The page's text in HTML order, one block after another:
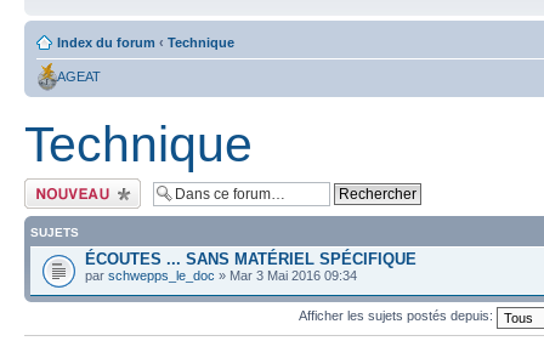
Index du forum ‹ Technique
AGEAT
Technique
Écrire un nouveau
sujet
SUJETS
ÉCOUTES ... SANS MATÉRIEL SPÉCIFIQUE
par schwepps_le_doc » Mar 3 Mai 2016 09:34
Afficher les sujets postés depuis: